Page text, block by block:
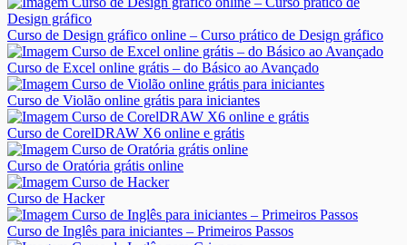
Curso de Design gráfico online – Curso prático de Design gráfico
Curso de Excel online grátis – do Básico ao Avançado
Curso de Violão online grátis para iniciantes
Curso de CorelDRAW X6 online e grátis
Curso de Oratória grátis online
Curso de Hacker
Curso de Inglês para iniciantes – Primeiros Passos